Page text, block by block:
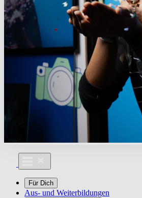
Für Dich
Aus- und Weiterbildungen